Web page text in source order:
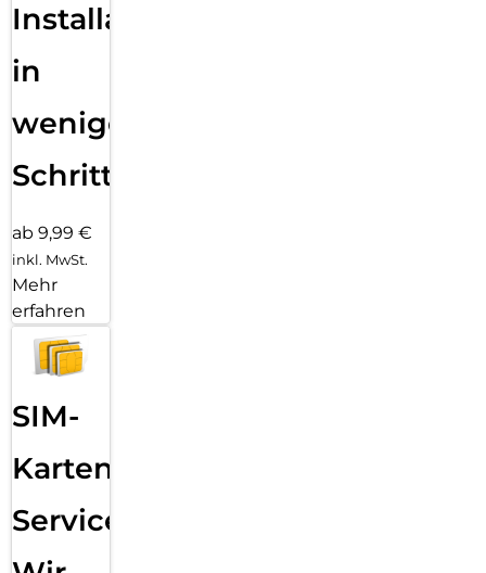
Installation
in
wenigen
Schritten
ab 9,99 €
inkl. MwSt.
Mehr
erfahren
SIM-
Karten
Service: